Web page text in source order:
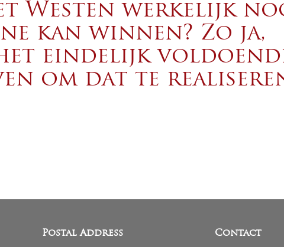
Westen werkelijk
kan winnen? Zo ja,
eindelijk
om dat te
Postal Address Contact